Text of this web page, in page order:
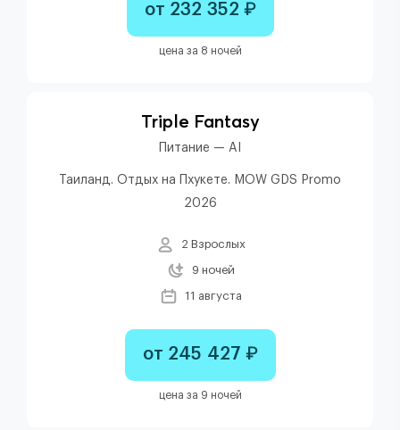
от 232 352 ₽
цена за 8 ночей
Triple Fantasy
Питание — AI
Таиланд. Отдых на Пхукете. MOW GDS Promo
2026
2 Взрослых
9 ночей
11 августа
от 245 427 ₽
цена за 9 ночей